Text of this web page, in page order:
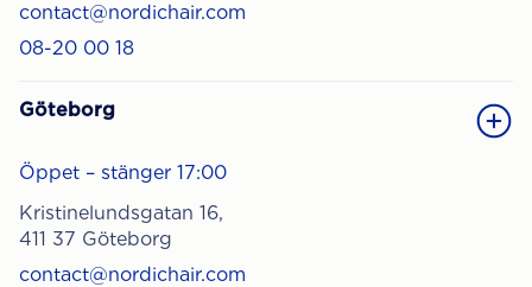
contact@nordichair.com
08-20 00 18
Göteborg
Öppet – stänger 17:00
Kristinelundsgatan 16,
411 37 Göteborg
contact@nordichair.com